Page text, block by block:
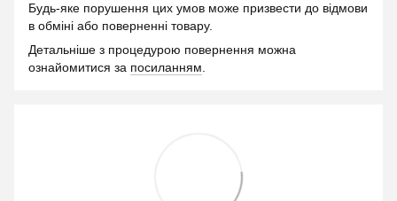
Будь-яке порушення цих умов може призвести до відмови
в обміні або поверненні товару.
Детальніше з процедурою повернення можна
ознайомитися за посиланням.